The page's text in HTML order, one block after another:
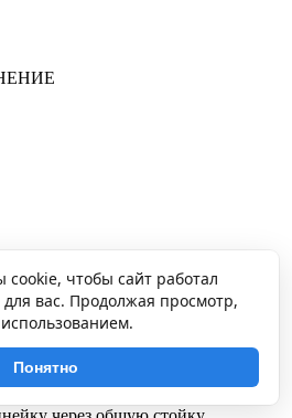
кг
чтобы сайт работал
вас. Продолжая просмотр,
Понятно